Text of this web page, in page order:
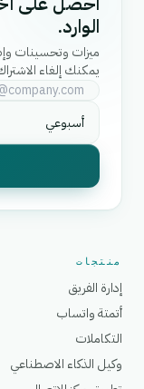
الوارد.
ميزات وتحسينات
يمكنك إلغاء
منتجات
إدارة الفريق
أتمتة واتساب
التكاملات
وكيل الذكاء الاصطناعي